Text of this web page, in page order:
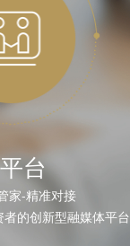
平台
家-精准对接
者的创新型融媒体平台